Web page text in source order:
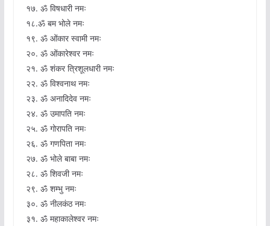
१७. ॐ विषधारी नमः
१८.ॐ बम भोले नमः
१९. ॐ ओंकार स्वामी नमः
२०. ॐ ओंकारेश्वर नमः
२१. ॐ शंकर त्रिशूलधारी नमः
२२. ॐ विश्वनाथ नमः
२३. ॐ अनादिदेव नमः
२४. ॐ उमापति नमः
२५. ॐ गोरापति नमः
२६. ॐ गणपिता नमः
२७. ॐ भोले बाबा नमः
२८. ॐ शिवजी नमः
२९. ॐ शम्भु नमः
३०. ॐ नीलकंठ नमः
३१. ॐ महाकालेश्वर नमः